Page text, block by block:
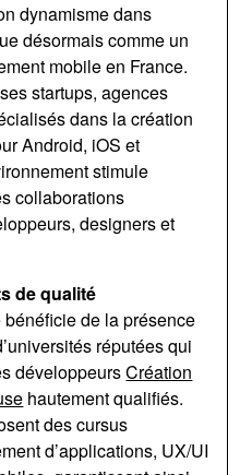
dynamisme dans
désormais comme un
mobile en France.
startups, agences
dans la création
Android, iOS et
stimule
collaborations
designers et
de qualité
de la présence
réputées qui
développeursCréation
hautement qualifiés.
des cursus
d’applications, UX/UI